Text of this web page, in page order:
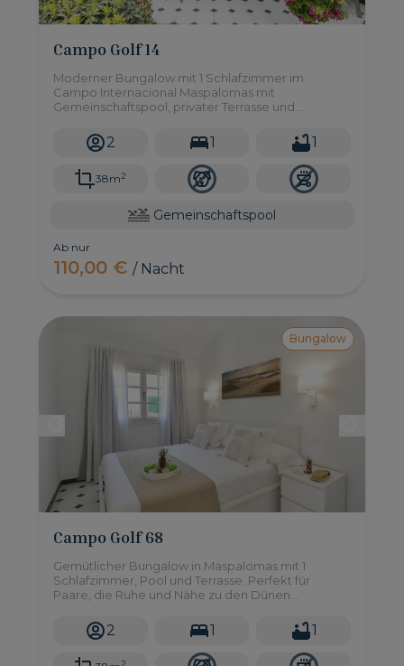
Campo Golf 14
Moderner Bungalow mit 1 Schlafzimmer im
Campo Internacional Maspalomas mit
Gemeinschaftspool, privater Terrasse und
Gastgeber: VillaGranCanaria.
2 1 1
38m2
Gemeinschaftspool
Ab nur
110,00 €/ Nacht
Bungalow
Campo Golf 68
Gemütlicher Bungalow in Maspalomas mit 1
Schlafzimmer, Pool und Terrasse. Perfekt für
Paare, die Ruhe und Nähe zu den Dünen
2 1 1
2